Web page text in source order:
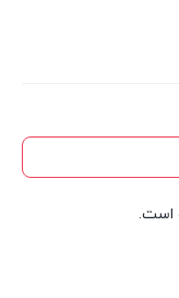
است.